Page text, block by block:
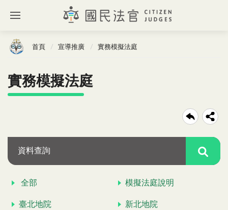
首頁 宣導推廣 實務模擬法庭
實務模擬法庭
資料查詢
全部 模擬法庭說明
臺北地院 新北地院